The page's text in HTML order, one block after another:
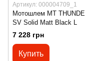
Артикул: 000004709_1
Мотошлем MT
SV Solid Matt Black L
7 228 грн
Купить